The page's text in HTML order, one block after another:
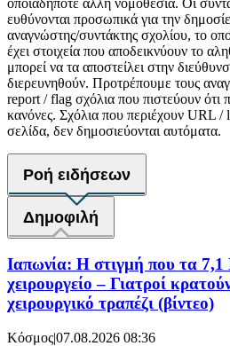
ευθύνονται προσωπικά για την
αναγνώστης/συντάκτης σχολίου, το
έχει στοιχεία που αποδεικνύουν το
μπορεί να τα αποστείλει στην
διερευνηθούν. Προτρέπουμε τους
report / flag σχόλια που πιστεύουν ότι
κανόνες. Σχόλια που περιέχουν URL /
σελίδα, δεν δημοσιεύονται αυτόματα.
Ροή ειδήσεων
Δημοφιλή
Ιαπωνία: Η στιγμή που τα 7,1
χειρουργείο – Γιατροί
χειρουργικό τραπέζι (βίντεο)
Κόσμος|07.08.2026 08:36